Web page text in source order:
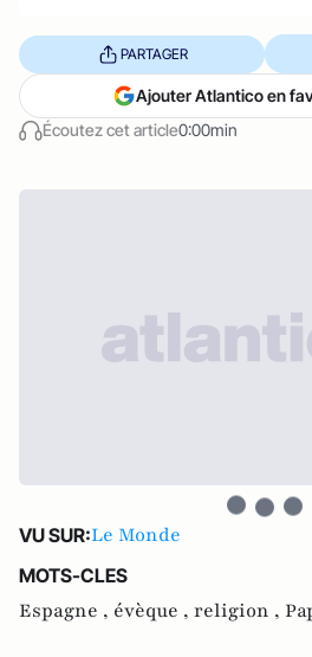
Écoutez cet article0:00min
PARTAGER
Ajouter Atlantico en
VU SUR:Le Monde
MOTS-CLES
Espagne , évèque , religion ,